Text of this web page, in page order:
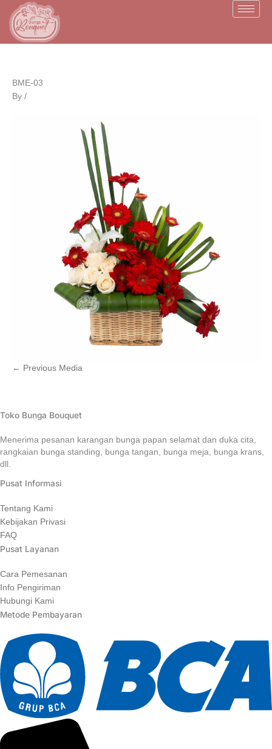
content
BME-03
By /
← Previous Media
Toko Bunga Bouquet
Menerima pesanan karangan bunga papan selamat dan duka cita,
rangkaian bunga standing, bunga tangan, bunga meja, bunga krans,
dll.
Pusat Informasi
Tentang Kami
Kebijakan Privasi
FAQ
Pusat Layanan
Cara Pemesanan
Info Pengiriman
Hubungi Kami
Metode Pembayaran